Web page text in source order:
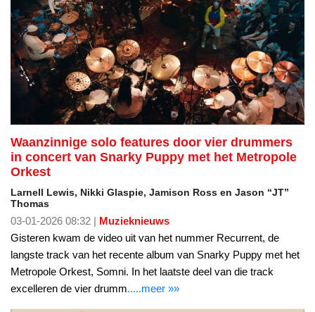
Waanzinnige solo features door vier drummers
in concert van Snarky Puppy met het Metropole
Orkest
Larnell Lewis, Nikki Glaspie, Jamison Ross en Jason “JT”
Thomas
03-01-2026 08:32 | Muzieknieuws
Gisteren kwam de video uit van het nummer Recurrent, de
langste track van het recente album van Snarky Puppy met het
Metropole Orkest, Somni. In het laatste deel van die track
excelleren de vier drumm.....meer »»